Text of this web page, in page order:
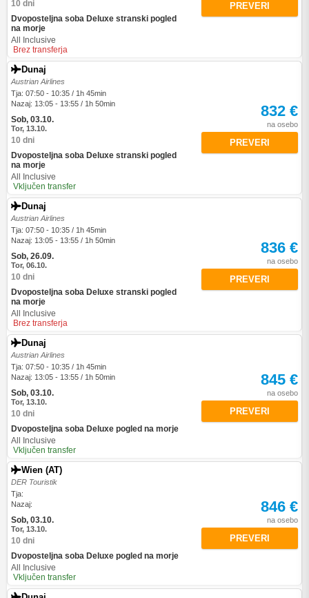
10 dni
Dvoposteljna soba Deluxe stranski pogled
na morje
All Inclusive
Brez transferja
PREVERI
Dunaj
Austrian Airlines
Tja: 07:50 - 10:35 / 1h 45min
Nazaj: 13:05 - 13:55 / 1h 50min
Sob, 03.10.
Tor, 13.10.
10 dni
Dvoposteljna soba Deluxe stranski pogled
na morje
All Inclusive
Vključen transfer
832 €
na osebo
PREVERI
Dunaj
Austrian Airlines
Tja: 07:50 - 10:35 / 1h 45min
Nazaj: 13:05 - 13:55 / 1h 50min
Sob, 26.09.
Tor, 06.10.
10 dni
Dvoposteljna soba Deluxe stranski pogled
na morje
All Inclusive
Brez transferja
836 €
na osebo
PREVERI
Dunaj
Austrian Airlines
Tja: 07:50 - 10:35 / 1h 45min
Nazaj: 13:05 - 13:55 / 1h 50min
Sob, 03.10.
Tor, 13.10.
10 dni
Dvoposteljna soba Deluxe pogled na morje
All Inclusive
Vključen transfer
845 €
na osebo
PREVERI
Wien (AT)
DER Touristik
Tja:
Nazaj:
Sob, 03.10.
Tor, 13.10.
10 dni
Dvoposteljna soba Deluxe pogled na morje
All Inclusive
Vključen transfer
846 €
na osebo
PREVERI